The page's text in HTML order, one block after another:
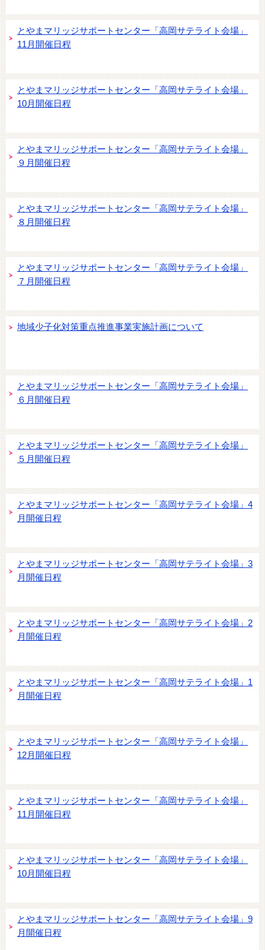
とやまマリッジサポートセンター「高岡サテライト会場」
11月開催日程
とやまマリッジサポートセンター「高岡サテライト会場」
10月開催日程
とやまマリッジサポートセンター「高岡サテライト会場」
９月開催日程
とやまマリッジサポートセンター「高岡サテライト会場」
８月開催日程
とやまマリッジサポートセンター「高岡サテライト会場」
７月開催日程
地域少子化対策重点推進事業実施計画について
とやまマリッジサポートセンター「高岡サテライト会場」
６月開催日程
とやまマリッジサポートセンター「高岡サテライト会場」
５月開催日程
とやまマリッジサポートセンター「高岡サテライト会場」4
月開催日程
とやまマリッジサポートセンター「高岡サテライト会場」3
月開催日程
とやまマリッジサポートセンター「高岡サテライト会場」2
月開催日程
とやまマリッジサポートセンター「高岡サテライト会場」1
月開催日程
とやまマリッジサポートセンター「高岡サテライト会場」
12月開催日程
とやまマリッジサポートセンター「高岡サテライト会場」
11月開催日程
とやまマリッジサポートセンター「高岡サテライト会場」
10月開催日程
とやまマリッジサポートセンター「高岡サテライト会場」9
月開催日程